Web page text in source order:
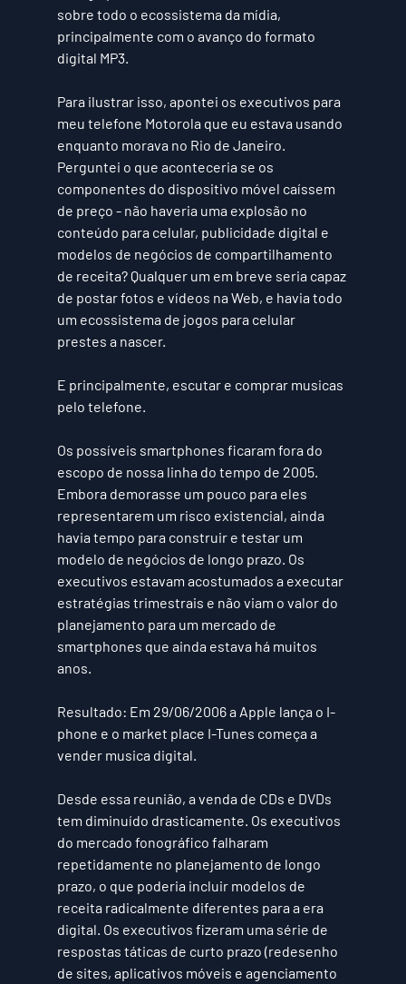
sobre todo o ecossistema da mídia,
principalmente com o avanço do formato
digital MP3.
Para ilustrar isso, apontei os executivos para
meu telefone Motorola que eu estava usando
enquanto morava no Rio de Janeiro.
Perguntei o que aconteceria se os
componentes do dispositivo móvel caíssem
de preço - não haveria uma explosão no
conteúdo para celular, publicidade digital e
modelos de negócios de compartilhamento
de receita? Qualquer um em breve seria capaz
de postar fotos e vídeos na Web, e havia todo
um ecossistema de jogos para celular
prestes a nascer.
E principalmente, escutar e comprar musicas
pelo telefone.
Os possíveis smartphones ficaram fora do
escopo de nossa linha do tempo de 2005.
Embora demorasse um pouco para eles
representarem um risco existencial, ainda
havia tempo para construir e testar um
modelo de negócios de longo prazo. Os
executivos estavam acostumados a executar
estratégias trimestrais e não viam o valor do
planejamento para um mercado de
smartphones que ainda estava há muitos
anos.
Resultado: Em 29/06/2006 a Apple lança o I-
phone e o market place I-Tunes começa a
vender musica digital.
Desde essa reunião, a venda de CDs e DVDs
tem diminuído drasticamente. Os executivos
do mercado fonográfico falharam
repetidamente no planejamento de longo
prazo, o que poderia incluir modelos de
receita radicalmente diferentes para a era
digital. Os executivos fizeram uma série de
respostas táticas de curto prazo (redesenho
de sites, aplicativos móveis e agenciamento